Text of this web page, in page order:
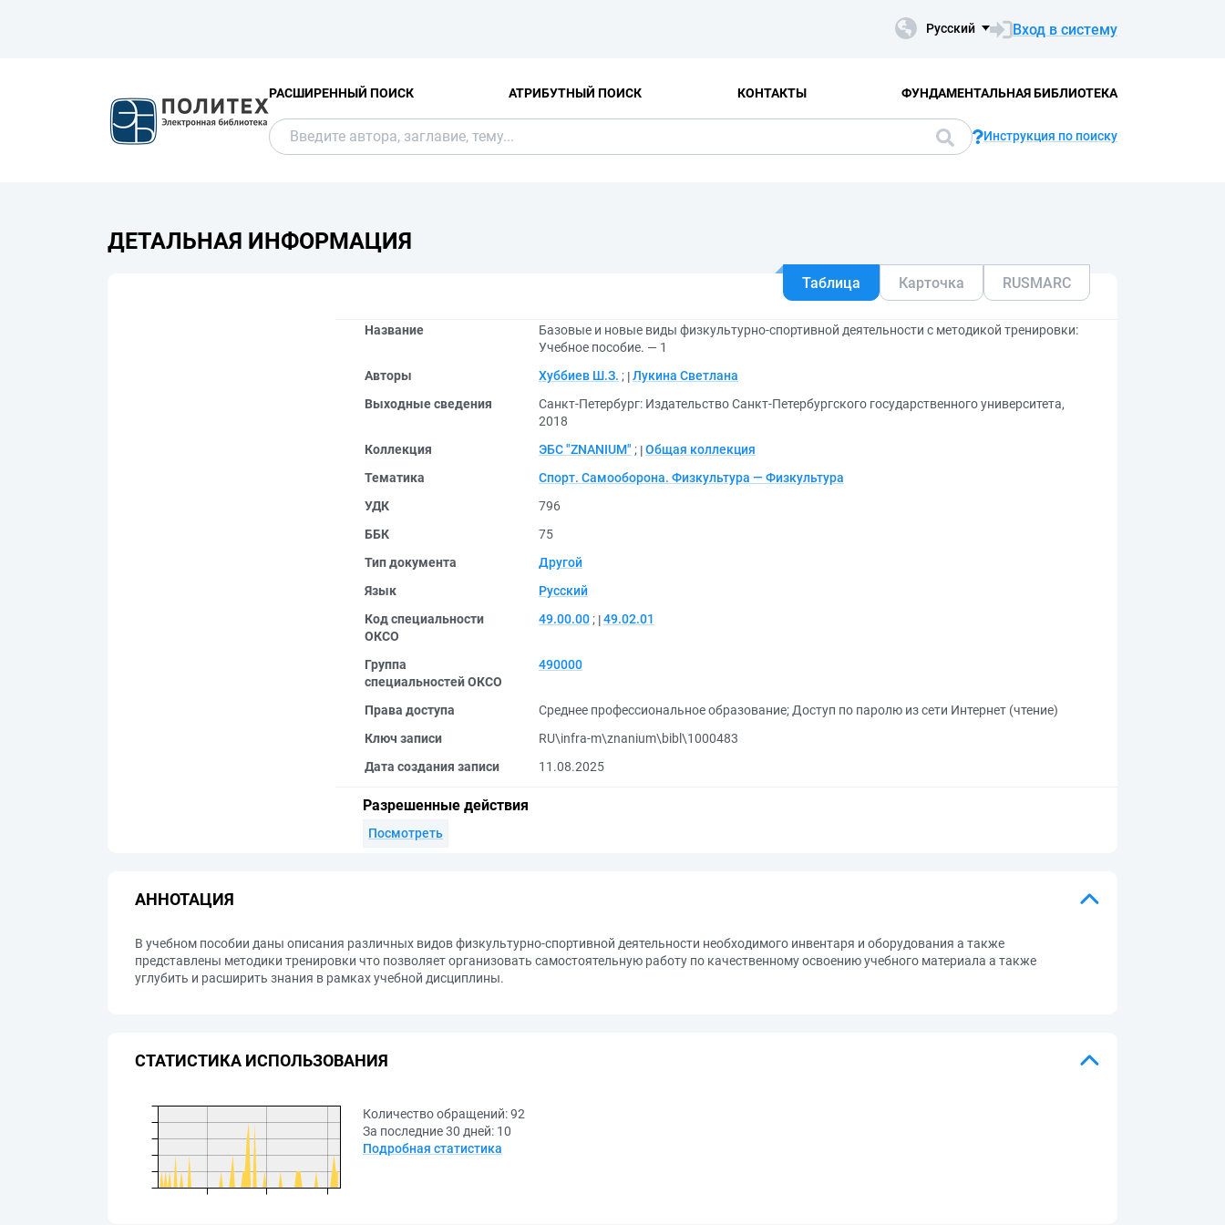
Русский Вход в систему
РАСШИРЕННЫЙ ПОИСК АТРИБУТНЫЙ ПОИСК КОНТАКТЫ ФУНДАМЕНТАЛЬНАЯ БИБЛИОТЕКА
Инструкция по поиску
ДЕТАЛЬНАЯ ИНФОРМАЦИЯ
Таблица Карточка RUSMARC
Название
Базовые и новые виды физкультурно-спортивной деятельности с методикой тренировки:
Учебное пособие. — 1
Авторы
Хуббиев Ш.З. ; Лукина Светлана
Выходные сведения
Санкт-Петербург: Издательство Санкт-Петербургского государственного университета,
2018
Коллекция
ЭБС "ZNANIUM" ; Общая коллекция
Тематика
Спорт. Самооборона. Физкультура — Физкультура
УДК
796
ББК
75
Тип документа
Другой
Язык
Русский
Код специальности
ОКСО
49.00.00 ; 49.02.01
Группа
специальностей ОКСО
490000
Права доступа Среднее профессиональное образование; Доступ по паролю из сети Интернет (чтение)
Ключ записи
RU\infra-m\znanium\bibl\1000483
Дата создания записи
11.08.2025
Разрешенные действия
Посмотреть
АННОТАЦИЯ
В учебном пособии даны описания различных видов физкультурно-спортивной деятельности необходимого инвентаря и оборудования а также
представлены методики тренировки что позволяет организовать самостоятельную работу по качественному освоению учебного материала а также
углубить и расширить знания в рамках учебной дисциплины.
СТАТИСТИКА ИСПОЛЬЗОВАНИЯ
Количество обращений:92
За последние 30 дней: 10
Подробная статистика